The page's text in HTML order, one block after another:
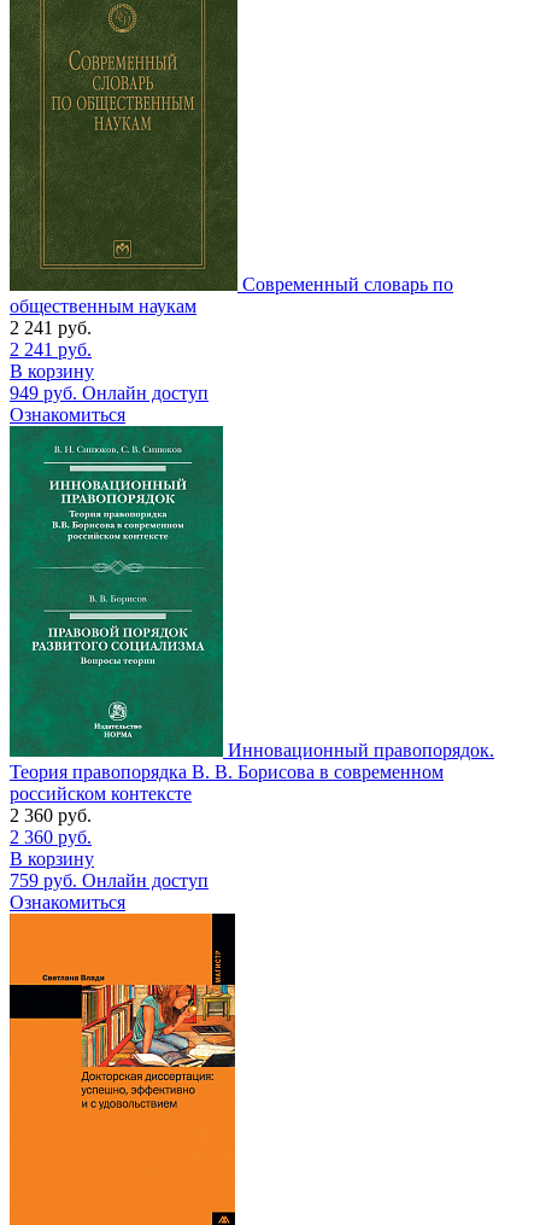
Современный словарь по
общественным наукам
2 241 руб.
2 241 руб.
В корзину
949 руб. Онлайн доступ
Ознакомиться
Инновационный правопорядок.
Теория правопорядка В. В. Борисова в современном
российском контексте
2 360 руб.
2 360 руб.
В корзину
759 руб. Онлайн доступ
Ознакомиться